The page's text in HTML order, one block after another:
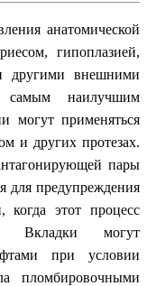
анатомической
гипоплазией,
другими внешними
самым наилучшим
могут применяться
и других протезах.
пары
для предупреждения
когда этот процесс
Вкладки могут
при условии
пломбировочными